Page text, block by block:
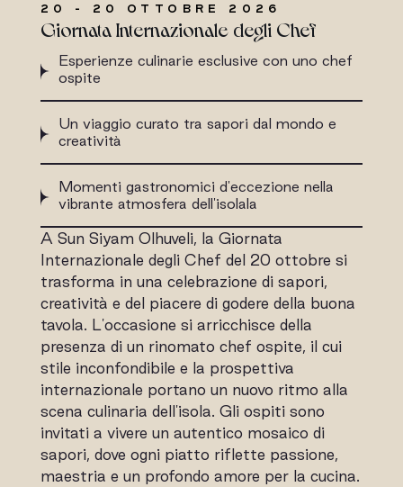
20 - 20 OTTOBRE 2026
Giornata Internazionale degli Chef
Esperienze culinarie esclusive con uno chef
ospite
Un viaggio curato tra sapori dal mondo e
creatività
Momenti gastronomici d'eccezione nella
vibrante atmosfera dell'isolala
A Sun Siyam Olhuveli, la Giornata
Internazionale degli Chef del 20 ottobre si
trasforma in una celebrazione di sapori,
creatività e del piacere di godere della buona
tavola. L'occasione si arricchisce della
presenza di un rinomato chef ospite, il cui
stile inconfondibile e la prospettiva
internazionale portano un nuovo ritmo alla
scena culinaria dell'isola. Gli ospiti sono
invitati a vivere un autentico mosaico di
sapori, dove ogni piatto riflette passione,
maestria e un profondo amore per la cucina.